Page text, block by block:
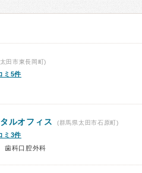
田市東長岡町)
ミ5件
ルオフィス (群馬県太田市石原町)
ミ3件
歯科口腔外科